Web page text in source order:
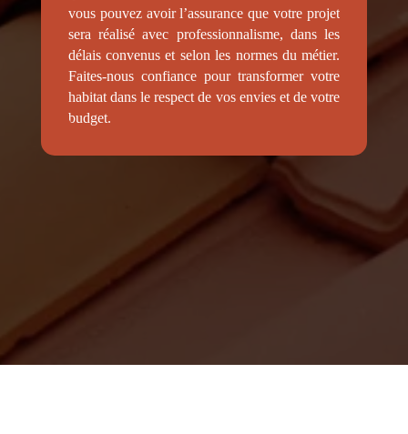
vous pouvez avoir l’assurance que votre projet
sera réalisé avec professionnalisme, dans les
délais convenus et selon les normes du métier.
Faites-nous confiance pour transformer votre
habitat dans le respect de vos envies et de votre
budget.